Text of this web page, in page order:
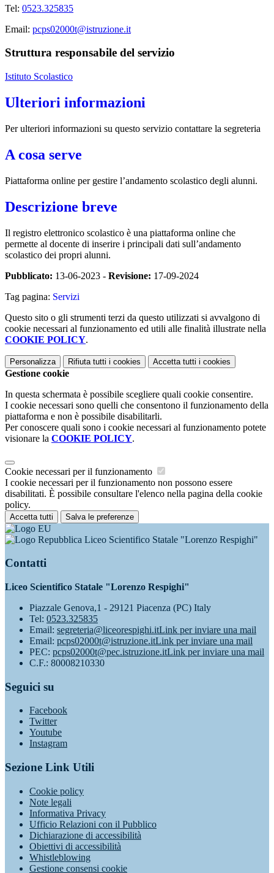
Tel: 0523.325835
Email: pcps02000t@istruzione.it
Struttura responsabile del servizio
Istituto Scolastico
Ulteriori informazioni
Per ulteriori informazioni su questo servizio contattare la segreteria
A cosa serve
Piattaforma online per gestire l’andamento scolastico degli alunni.
Descrizione breve
Il registro elettronico scolastico è una piattaforma online che
permette al docente di inserire i principali dati sull’andamento
scolastico dei propri alunni.
Pubblicato: 13-06-2023 - Revisione: 17-09-2024
Tag pagina: Servizi
Questo sito o gli strumenti terzi da questo utilizzati si avvalgono di
cookie necessari al funzionamento ed utili alle finalità illustrate nella
COOKIE POLICY.
Personalizza Rifiuta tutti i cookies Accetta tutti i cookies
Gestione cookie
In questa schermata è possibile scegliere quali cookie consentire.
I cookie necessari sono quelli che consentono il funzionamento della
piattaforma e non è possibile disabilitarli.
Per conoscere quali sono i cookie necessari al funzionamento potete
visionare la COOKIE POLICY.
Cookie necessari per il funzionamento
I cookie necessari per il funzionamento non possono essere
disabilitati. È possibile consultare l'elenco nella pagina della cookie
policy.
Accetta tutti Salva le preferenze
Liceo Scientifico Statale "Lorenzo Respighi"
Contatti
Liceo Scientifico Statale "Lorenzo Respighi"
Piazzale Genova,1 - 29121 Piacenza (PC) Italy
Tel: 0523.325835
Email: segreteria@liceorespighi.itLink per inviare una mail
Email: pcps02000t@istruzione.itLink per inviare una mail
PEC: pcps02000t@pec.istruzione.itLink per inviare una mail
C.F.: 80008210330
Seguici su
Facebook
Twitter
Youtube
Instagram
Sezione Link Utili
Cookie policy
Note legali
Informativa Privacy
Ufficio Relazioni con il Pubblico
Dichiarazione di accessibilità
Obiettivi di accessibilità
Whistleblowing
Gestione consensi cookie